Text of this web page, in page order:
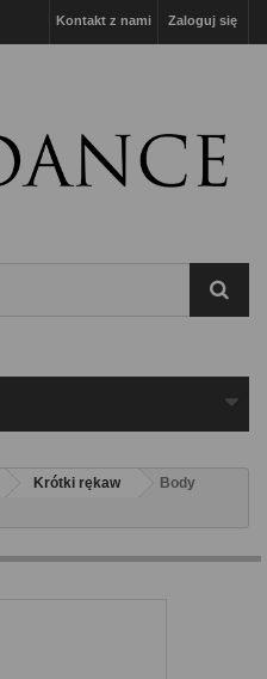
Zaloguj się
Kontakt z nami
Krótki rękaw
Body